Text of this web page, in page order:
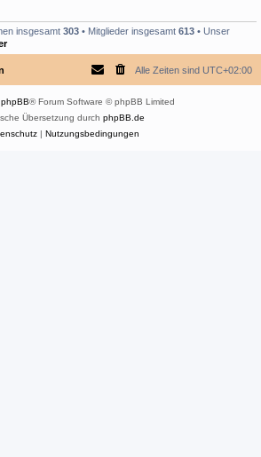
insgesamt 303 • Mitglieder insgesamt 613 • Unser
Alle Zeiten sind UTC+02:00
phpBB® Forum Software © phpBB Limited
Übersetzung durch phpBB.de
| Nutzungsbedingungen